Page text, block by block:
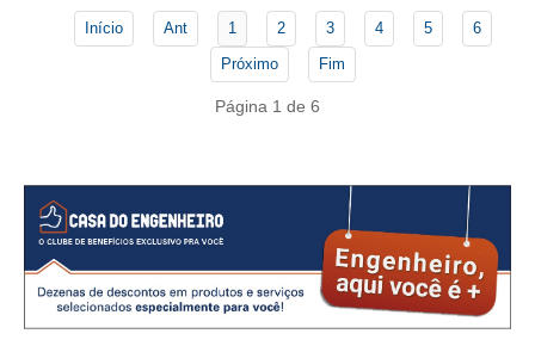
CAMPANHAS SALARIAIS
CONTEÚDO ESPECIAL
AGENDA
Início Ant 1 2 3 4 5
6
Próximo
Fim
Página 1 de 6